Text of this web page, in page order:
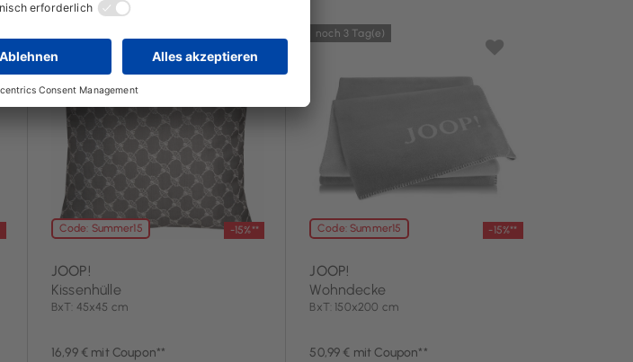
Code: Summer15 -15%**
JOOP!
Kissenhülle
BxT: 45x45 cm
16,99 € mit Coupon**
Code: Summer15 -15%**
noch 3 Tag(e)
JOOP!
Wohndecke
BxT: 150x200 cm
50,99 € mit Coupon**